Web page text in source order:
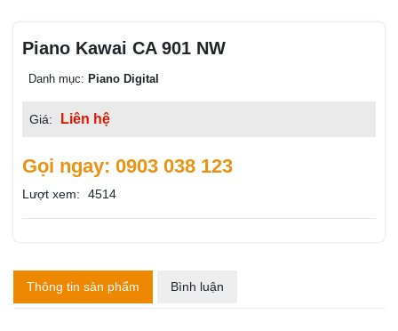
Piano Kawai CA 901 NW
Danh mục: Piano Digital
Giá: Liên hệ
Gọi ngay: 0903 038 123
Lượt xem: 4514
Thông tin sản phẩm Bình luận